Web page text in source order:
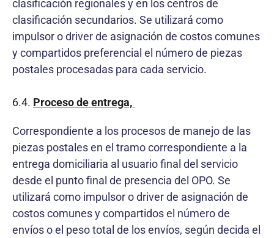
clasificación regionales y en los centros de
clasificación secundarios. Se utilizará como
impulsor o driver de asignación de costos comunes
y compartidos preferencial el número de piezas
postales procesadas para cada servicio.
6.4. Proceso de entrega,
Correspondiente a los procesos de manejo de las
piezas postales en el tramo correspondiente a la
entrega domiciliaria al usuario final del servicio
desde el punto final de presencia del OPO. Se
utilizará como impulsor o driver de asignación de
costos comunes y compartidos el número de
envíos o el peso total de los envíos, según decida el